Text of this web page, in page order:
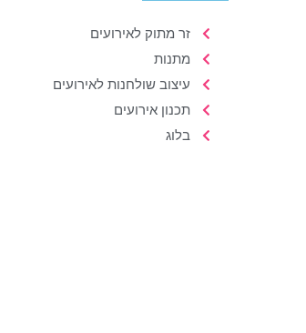
זר מתוק לאירועים
מתנות
עיצוב שולחנות לאירועים
תכנון אירועים
בלוג